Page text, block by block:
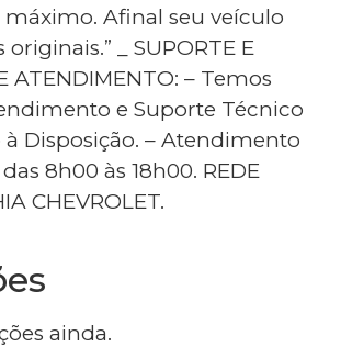
Afinal seu veículo
_ SUPORTE E
ATENDIMENTO: – Temos
e Suporte Técnico
à Disposição. – Atendimento
8h00 às 18h00. REDE
CHEVROLET.
ainda.